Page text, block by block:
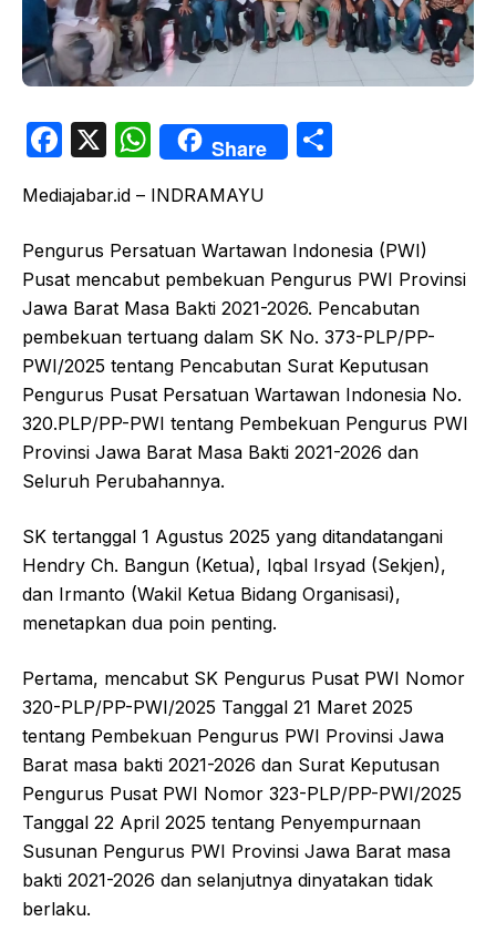
F
c
e
b
o
o
k
X
W
h
at
s
A
p
p
Share
e
Mediajabar.id – INDRAMAYU
Pengurus Persatuan Wartawan Indonesia (PWI)
Pusat mencabut pembekuan Pengurus PWI Provinsi
Jawa Barat Masa Bakti 2021-2026. Pencabutan
pembekuan tertuang dalam SK No. 373-PLP/PP-
PWI/2025 tentang Pencabutan Surat Keputusan
Pengurus Pusat Persatuan Wartawan Indonesia No.
320.PLP/PP-PWI tentang Pembekuan Pengurus PWI
Provinsi Jawa Barat Masa Bakti 2021-2026 dan
Seluruh Perubahannya.
SK tertanggal 1 Agustus 2025 yang ditandatangani
Hendry Ch. Bangun (Ketua), Iqbal Irsyad (Sekjen),
dan Irmanto (Wakil Ketua Bidang Organisasi),
menetapkan dua poin penting.
Pertama, mencabut SK Pengurus Pusat PWI Nomor
320-PLP/PP-PWI/2025 Tanggal 21 Maret 2025
tentang Pembekuan Pengurus PWI Provinsi Jawa
Barat masa bakti 2021-2026 dan Surat Keputusan
Pengurus Pusat PWI Nomor 323-PLP/PP-PWI/2025
Tanggal 22 April 2025 tentang Penyempurnaan
Susunan Pengurus PWI Provinsi Jawa Barat masa
bakti 2021-2026 dan selanjutnya dinyatakan tidak
berlaku.